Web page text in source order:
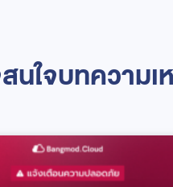
ใจบทความเ